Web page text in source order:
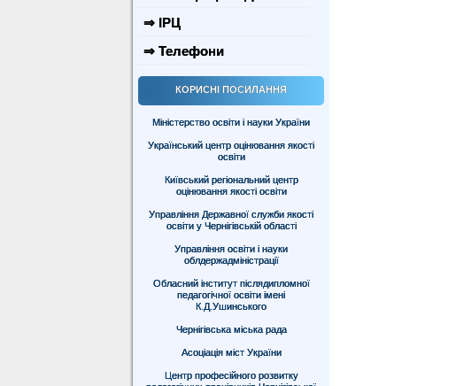
⇒ ІРЦ
⇒ Телефони
КОРИСНІ ПОСИЛАННЯ
Міністерство освіти і науки України
Український центр оцінювання якості
освіти
Київський регіональний центр
оцінювання якості освіти
Управління Державної служби якості
освіти у Чернігівській області
Управління освіти і науки
облдержадміністрації
Обласний інститут післядипломної
педагогічної освіти імені
К.Д.Ушинського
Чернігівська міська рада
Асоціація міст України
Центр професійного розвитку